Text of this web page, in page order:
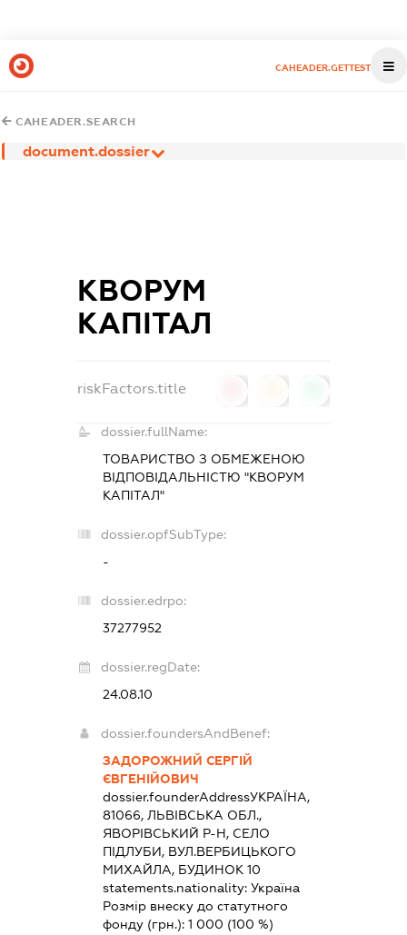
CAHEADER.GETTEST
CAHEADER.SEARCH
document.dossier
КВОРУМ
КАПІТАЛ
riskFactors.title
dossier.fullName:
ТОВАРИСТВО З ОБМЕЖЕНОЮ
ВІДПОВІДАЛЬНІСТЮ "КВОРУМ
КАПІТАЛ"
dossier.opfSubType:
-
dossier.edrpo:
37277952
dossier.regDate:
24.08.10
dossier.foundersAndBenef:
ЗАДОРОЖНИЙ СЕРГІЙ
ЄВГЕНІЙОВИЧ
dossier.founderAddressУКРАЇНА,
81066, ЛЬВІВСЬКА ОБЛ.,
ЯВОРІВСЬКИЙ Р-Н, СЕЛО
ПІДЛУБИ, ВУЛ.ВЕРБИЦЬКОГО
МИХАЙЛА, БУДИНОК 10
statements.nationality:Україна
Розмір внеску до статутного
фонду (грн.):1 000 (100 %)